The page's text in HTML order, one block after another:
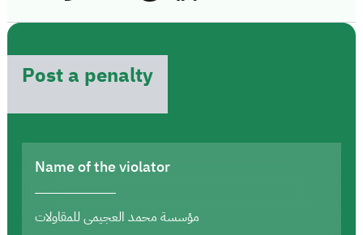
Post a penalty
Name of the violator
مؤسسة محمد العجيمى للمقاولات